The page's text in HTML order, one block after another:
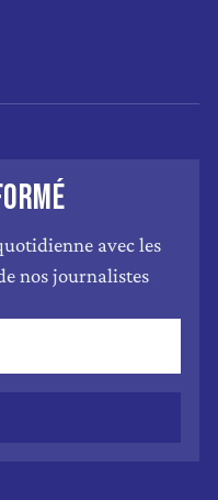
avec les
nos journalistes